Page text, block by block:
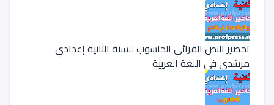
تحضير النص القرائي الحاسوب للسنة الثانية إعدادي
مرشدي في اللغة العربية